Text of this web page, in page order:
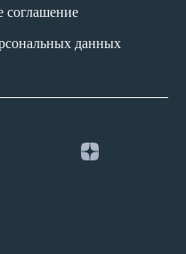
соглашение
данных